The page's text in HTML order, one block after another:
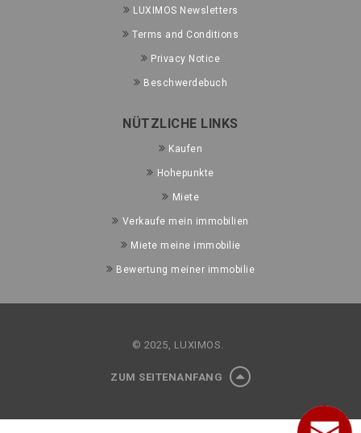
LUXIMOS Newsletters
Terms and Conditions
Privacy Notice
Beschwerdebuch
NÜTZLICHE LINKS
Kaufen
Hohepunkte
Miete
Verkaufe mein immobilien
Miete meine immobilie
Bewertung meiner immobilie
© 2025, LUXIMOS.
ZUM SEITENANFANG